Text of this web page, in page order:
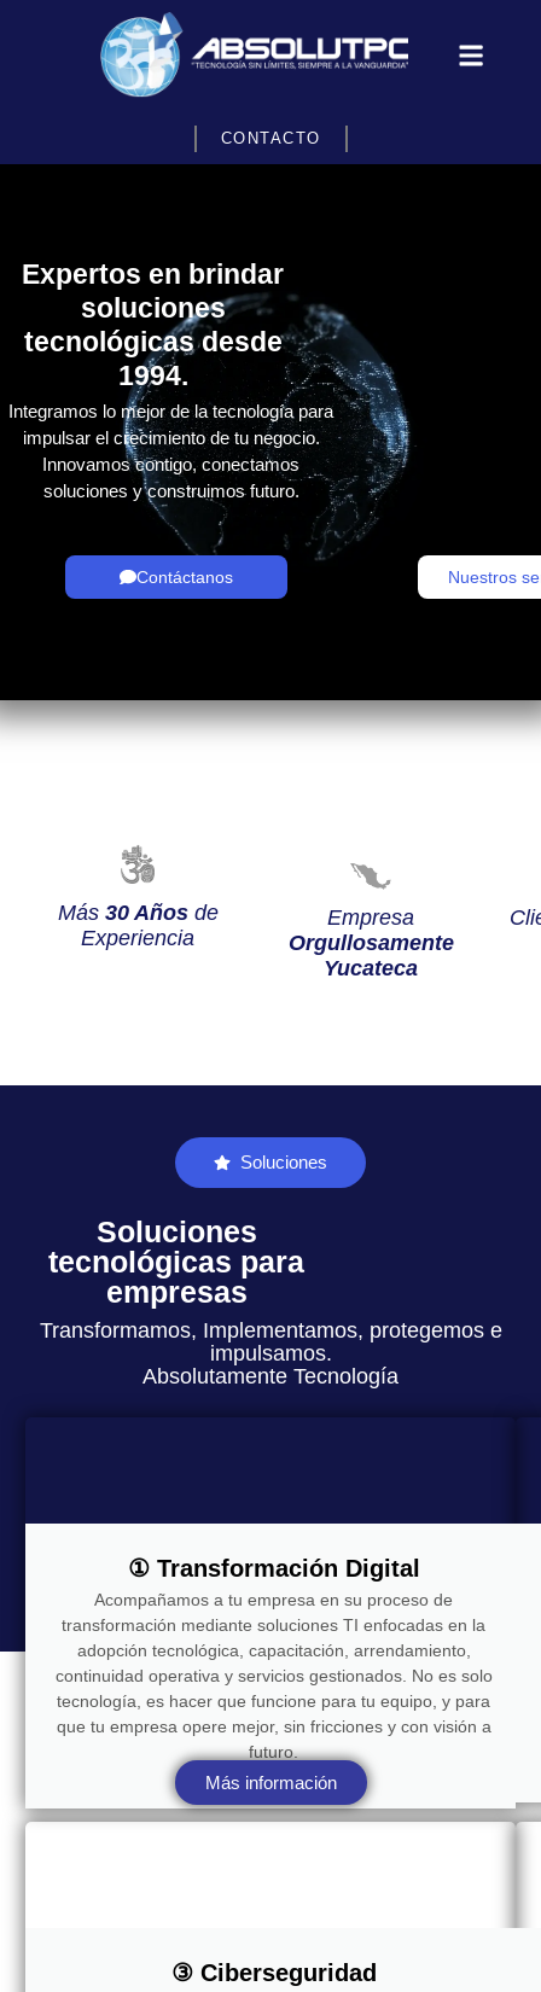
CONTACTO
Expertos en brindar
soluciones
tecnológicas desde
1994.
Integramos lo mejor de la tecnología para
impulsar el crecimiento de tu negocio.
Innovamos contigo, conectamos
soluciones y construimos futuro.
Contáctanos Nuestros
Más 30 Añosde
Experiencia
Empresa
Orgullosamente
Yucateca
Soluciones
Soluciones
tecnológicas para
empresas
Transformamos, Implementamos, protegemos e
impulsamos.
Absolutamente Tecnología
① Transformación Digital
Acompañamos a tu empresa en su proceso de
transformación mediante soluciones TI enfocadas en la
adopción tecnológica, capacitación, arrendamiento,
continuidad operativa y servicios gestionados. No es solo
tecnología, es hacer que funcione para tu equipo, y para
que tu empresa opere mejor, sin fricciones y con visión a
futuro.
Más información
③ Ciberseguridad